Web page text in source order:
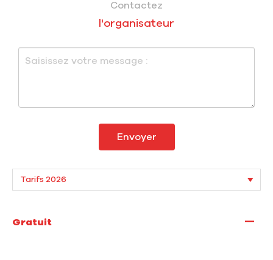
Contactez
l'organisateur
Envoyer
Gratuit —